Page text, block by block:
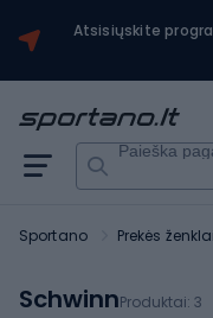
Atsisiųskite
Paieška
Sportano Prekės ženklai
SchwinnProduktai: 3